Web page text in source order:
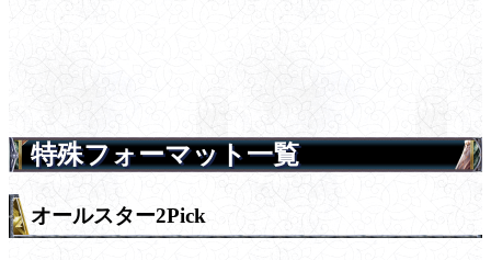
特殊フォーマット一覧
オールスター2Pick